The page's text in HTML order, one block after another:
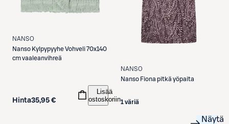
NANSO
Nanso Kylpypyyhe Vohveli 70x140
cm vaaleanvihreä
Hinta35,95 €
Lisää
ostoskoriin
NANSO
Nanso Fiona pitkä yöpaita
1 väriä
Näytä